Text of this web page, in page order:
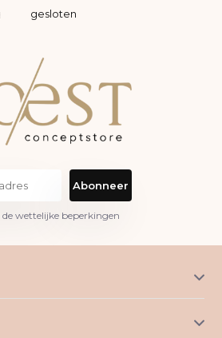
gesloten
Abonneer
de wettelijke beperkingen